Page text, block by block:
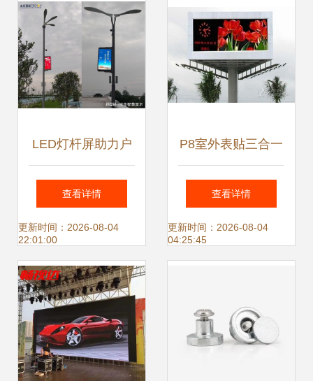
章
LED灯杆屏助力户
外数字广告市场发
展
查看详情
更新时间：2026-08-04
22:01:00
P8室外表贴三合一
全彩LED显示屏价
格与选购指南
查看详情
更新时间：2026-08-04
04:25:45